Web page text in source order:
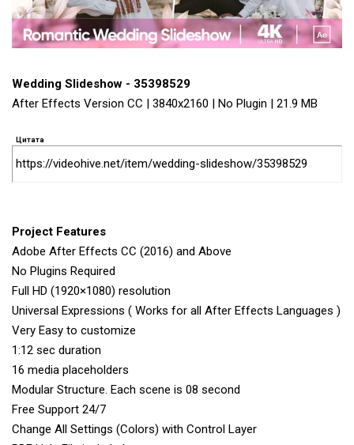
Wedding Slideshow - 35398529
After Effects Version CC | 3840x2160 | No Plugin | 21.9 MB
Цитата
https://videohive.net/item/wedding-slideshow/35398529
Project Features
Adobe After Effects CC (2016) and Above
No Plugins Required
Full HD (1920×1080) resolution
Universal Expressions ( Works for all After Effects Languages )
Very Easy to customize
1:12 sec duration
16 media placeholders
Modular Structure. Each scene is 08 second
Free Support 24/7
Change All Settings (Colors) with Control Layer